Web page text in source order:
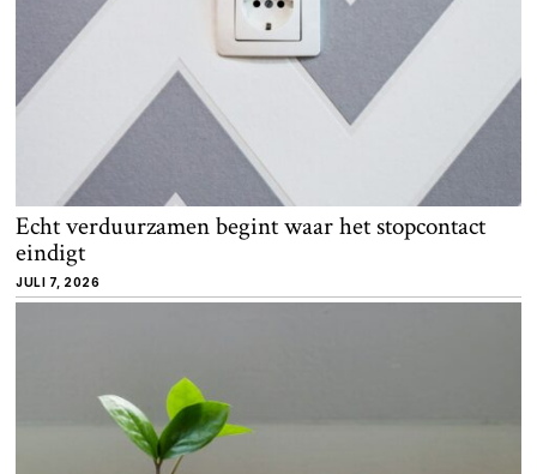
Echt verduurzamen begint waar het stopcontact
eindigt
JULI 7, 2026